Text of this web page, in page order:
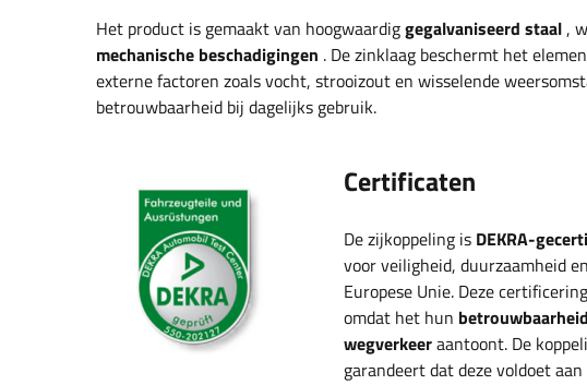
Het product is gemaakt van hoogwaardiggegalvaniseerd staal,
mechanische beschadigingen . De zinklaag beschermt het
externe factoren zoals vocht, strooizout en wisselende
betrouwbaarheid bij dagelijks gebruik.
Certificaten
De zijkoppeling is DEKRA-
voor veiligheid, duurzaamheid
Europese Unie. Deze
omdat het hun
wegverkeeraantoont. De
garandeert dat deze voldoet